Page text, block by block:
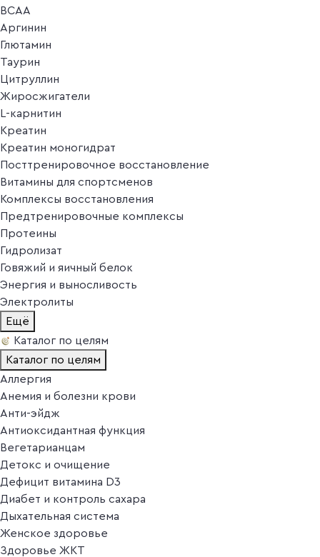
BCAA
Аргинин
Глютамин
Таурин
Цитруллин
Жиросжигатели
L-карнитин
Креатин
Креатин моногидрат
Посттренировочное восстановление
Витамины для спортсменов
Комплексы восстановления
Предтренировочные комплексы
Протеины
Гидролизат
Говяжий и яичный белок
Энергия и выносливость
Электролиты
Ещё
Каталог по целям
Каталог по целям
Аллергия
Анемия и болезни крови
Анти-эйдж
Антиоксидантная функция
Вегетарианцам
Детокс и очищение
Дефицит витамина D3
Диабет и контроль сахара
Дыхательная система
Женское здоровье
Здоровье ЖКТ